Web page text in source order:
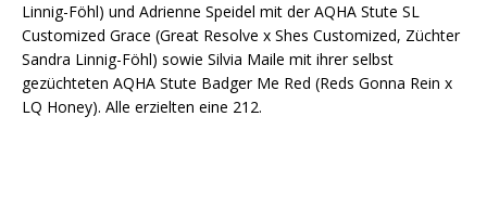
Linnig-Föhl) und Adrienne Speidel mit der AQHA Stute SL
Customized Grace (Great Resolve x Shes Customized, Züchter
Sandra Linnig-Föhl) sowie Silvia Maile mit ihrer selbst
gezüchteten AQHA Stute Badger Me Red (Reds Gonna Rein x
LQ Honey). Alle erzielten eine 212.